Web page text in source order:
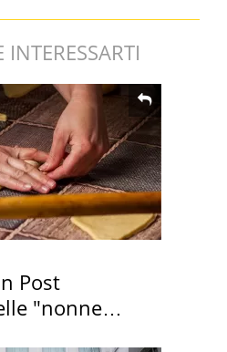
INTERESSARTI
Post
"nonne